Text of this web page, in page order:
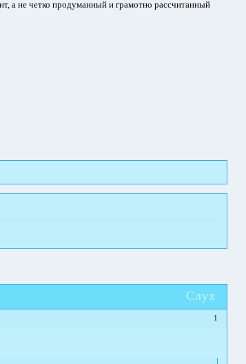
а не четко продуманный и грамотно рассчитанный
Слух
1